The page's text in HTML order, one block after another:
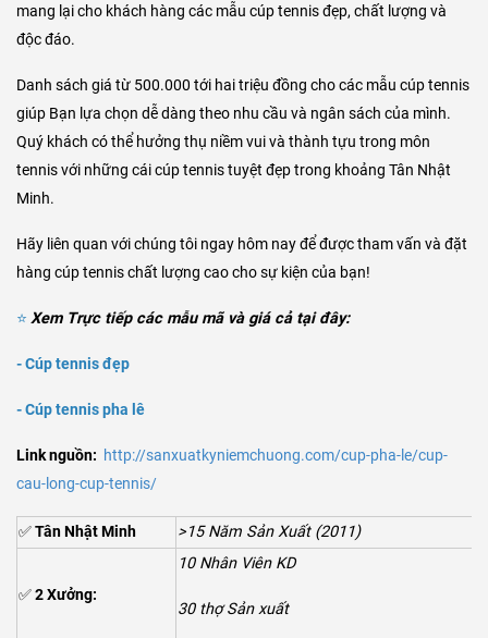
mang lại cho khách hàng các mẫu cúp tennis đẹp, chất lượng và
độc đáo.
Danh sách giá từ 500.000 tới hai triệu đồng cho các mẫu cúp tennis
giúp Bạn lựa chọn dễ dàng theo nhu cầu và ngân sách của mình.
Quý khách có thể hưởng thụ niềm vui và thành tựu trong môn
tennis với những cái cúp tennis tuyệt đẹp trong khoảng Tân Nhật
Minh.
Hãy liên quan với chúng tôi ngay hôm nay để được tham vấn và đặt
hàng cúp tennis chất lượng cao cho sự kiện của bạn!
⭐ Xem Trực tiếp các mẫu mã và giá cả tại đây:
-Cúp tennis đẹp
-Cúp tennis pha lê
Link nguồn: http://sanxuatkyniemchuong.com/cup-pha-le/cup-
cau-long-cup-tennis/
✅Tân Nhật Minh >15 Năm Sản Xuất (2011)
✅2 Xưởng:
10 Nhân Viên KD
30 thợ Sản xuất